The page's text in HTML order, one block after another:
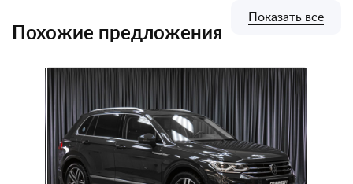
Похожие предложения
Показать все